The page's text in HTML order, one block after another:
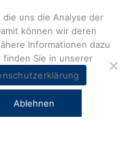
und
uns die Analyse der
können wir deren
Informationen dazu
finden Sie in unserer
Ablehnen